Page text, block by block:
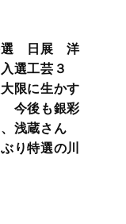
選 日展 洋
選工芸３
限に生かす
今後も銀彩
、浅蔵さん
り特選の川